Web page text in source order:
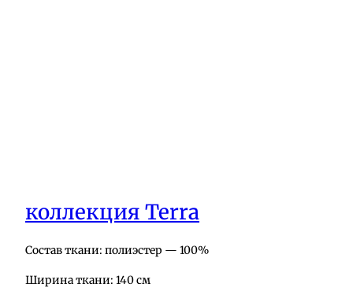
коллекция Terra
Состав ткани: полиэстер — 100%
Ширина ткани: 140 см